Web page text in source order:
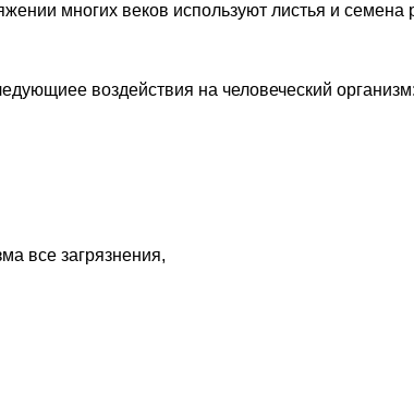
многих веков используют листья и
воздействия на человеческий организм:
все загрязнения,